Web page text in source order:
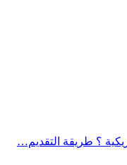
؟ طريقة التقديم…